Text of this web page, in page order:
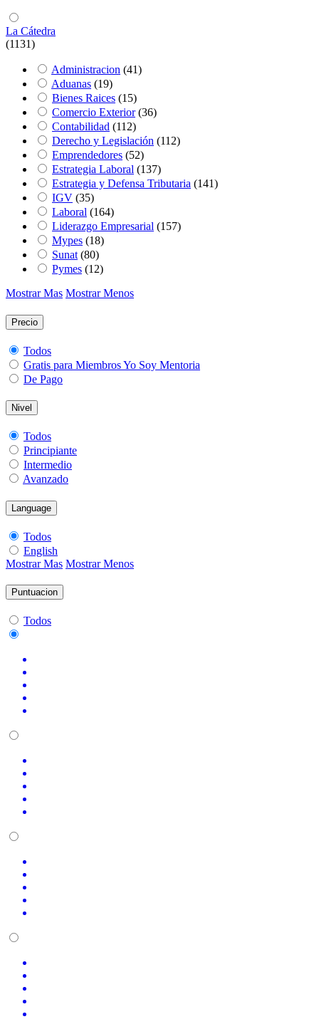
La Cátedra
(1131)
Administracion (41)
Aduanas (19)
Bienes Raices (15)
Comercio Exterior (36)
Contabilidad (112)
Derecho y Legislación (112)
Emprendedores (52)
Estrategia Laboral (137)
Estrategia y Defensa Tributaria (141)
IGV (35)
Laboral (164)
Liderazgo Empresarial (157)
Mypes (18)
Sunat (80)
Pymes (12)
Mostrar Mas Mostrar Menos
Precio
Todos
Gratis para Miembros Yo Soy Mentoria
De Pago
Nivel
Todos
Principiante
Intermedio
Avanzado
Language
Todos
English
Mostrar Mas Mostrar Menos
Puntuacion
Todos